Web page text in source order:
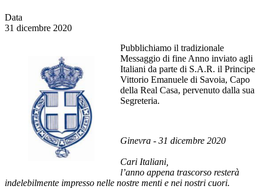
Data
31 dicembre 2020
Pubblichiamo il tradizionale
Messaggio di fine Anno inviato agli
Italiani da parte di S.A.R. il Principe
Vittorio Emanuele di Savoia, Capo
della Real Casa, pervenuto dalla sua
Segreteria.
Ginevra - 31 dicembre 2020
Cari Italiani,
l’anno appena trascorso resterà
indelebilmente impresso nelle nostre menti e nei nostri cuori.